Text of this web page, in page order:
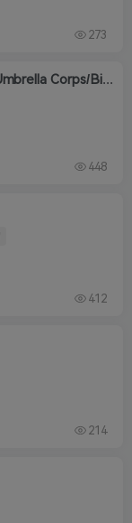
273
【生化危机：保护伞小队/安布雷拉兵团】Umbrella Corps/Biohazard Umbrella Co
448
412
214